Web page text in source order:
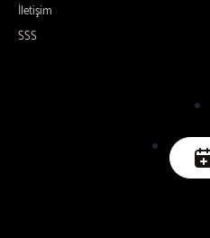
İletişim
SSS